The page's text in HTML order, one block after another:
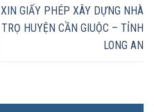
XIN GIẤY PHÉP XÂY DỰNG NHÀ
TRỌ HUYỆN CẦN GIUỘC – TỈNH
LONG AN